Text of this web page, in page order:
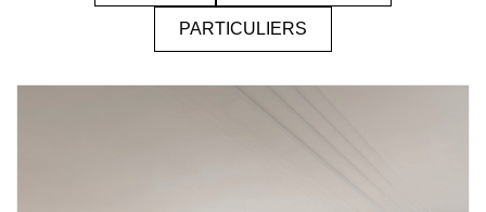
PARTICULIERS